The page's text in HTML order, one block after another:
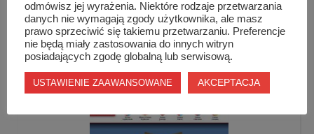
Mieszkaniec powiatu szydłowieckiego laureatem
pres...
odmówisz jej wyrażenia. Niektóre rodzaje przetwarzania
danych nie wymagają zgody użytkownika, ale masz
prawo sprzeciwić się takiemu przetwarzaniu. Preferencje
nie będą miały zastosowania do innych witryn
posiadających zgodę globalną lub serwisową.
USTAWIENIE ZAAWANSOWANE AKCEPTACJA